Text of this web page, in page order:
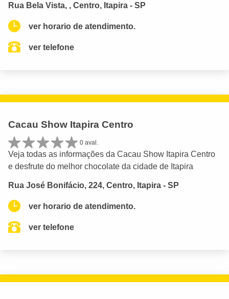
Rua Bela Vista, , Centro, Itapira - SP
ver horario de atendimento.
ver telefone
Cacau Show Itapira Centro
0 aval.
Veja todas as informações da Cacau Show Itapira Centro
e desfrute do melhor chocolate da cidade de Itapira
Rua José Bonifácio, 224, Centro, Itapira - SP
ver horario de atendimento.
ver telefone